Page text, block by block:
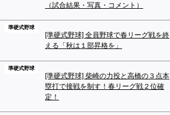
（試合結果・写真・コメント）
準硬式野球
[準硬式野球] 全員野球で春リーグ戦を終
える「秋は１部昇格を」
準硬式野球
[準硬式野球] 柴崎の力投と高橋の３点本
塁打で接戦を制す！春リーグ戦２位確
定！